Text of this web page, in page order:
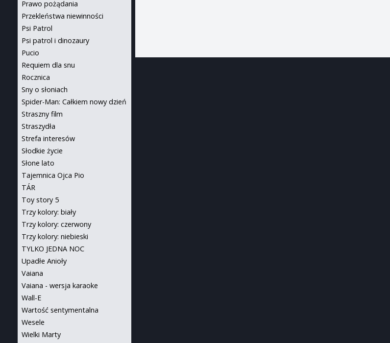
Prawo pożądania
Przekleństwa niewinności
Psi Patrol
Psi patrol i dinozaury
Pucio
Requiem dla snu
Rocznica
Sny o słoniach
Spider-Man: Całkiem nowy dzień
Straszny film
Straszydła
Strefa interesów
Słodkie życie
Słone lato
Tajemnica Ojca Pio
TÁR
Toy story 5
Trzy kolory: biały
Trzy kolory: czerwony
Trzy kolory: niebieski
TYLKO JEDNA NOC
Upadłe Anioły
Vaiana
Vaiana - wersja karaoke
Wall-E
Wartość sentymentalna
Wesele
Wielki Marty